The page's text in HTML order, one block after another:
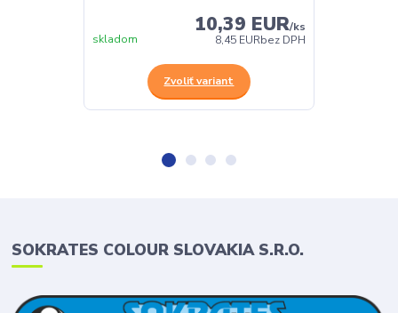
10,39 EUR/ks
8,45 EURbez DPH
skladom
Zvoliť variant
SOKRATES COLOUR SLOVAKIA S.R.O.